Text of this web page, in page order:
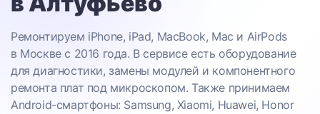
Ремонтируем iPhone, iPad, MacBook, Mac и AirPods
в Москве с 2016 года. В сервисе есть оборудование
для диагностики, замены модулей и компонентного
ремонта плат под микроскопом. Также принимаем
Android-смартфоны: Samsung, Xiaomi, Huawei, Honor